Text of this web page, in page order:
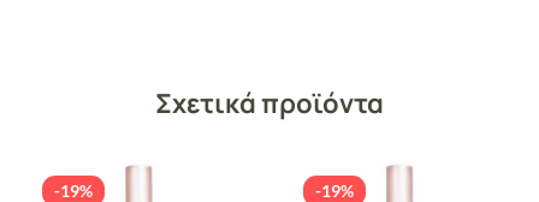
Σχετικά προϊόντα
-19% -19%